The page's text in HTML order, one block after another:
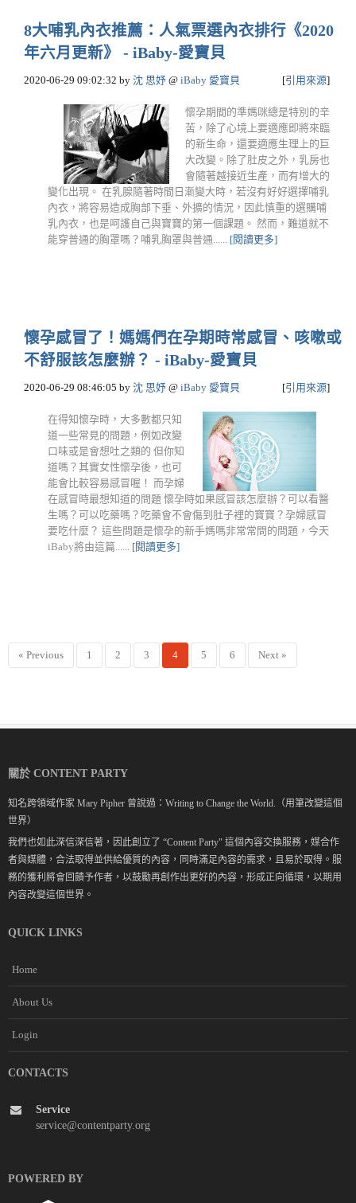
8大哺乳內衣推薦：人氣票選內衣排行《2020
年六月更新》 - iBaby-愛寶貝
2020-06-29 09:02:32 by 沈 思妤 @ iBaby 愛寶貝 [引用來源]
懷孕期間的準媽咪總是特別的辛
苦，除了心境上要適應即將來臨
的新生命，還要適應生理上的巨
大改變。除了肚皮之外，乳房也
會隨著越接近生產，而有增大的
變化出現。 在乳腺隨著時間日漸變大時，若沒有好好選擇哺乳
內衣，將容易造成胸部下垂、外擴的情況，因此慎重的選購哺
乳內衣，也是呵護自己與寶寶的第一個課題。 然而，難道就不
能穿普通的胸罩嗎？哺乳胸罩與普通...... [閱讀更多]
懷孕感冒了！媽媽們在孕期時常感冒、咳嗽或
不舒服該怎麼辦？ - iBaby-愛寶貝
2020-06-29 08:46:05 by 沈 思妤 @ iBaby 愛寶貝 [引用來源]
在得知懷孕時，大多數都只知
道一些常見的問題，例如改變
口味或是會想吐之類的 但你知
道嗎？其實女性懷孕後，也可
能會比較容易感冒喔！ 而孕婦
在感冒時最想知道的問題 懷孕時如果感冒該怎麼辦？可以看醫
生嗎？可以吃藥嗎？吃藥會不會傷到肚子裡的寶寶？孕婦感冒
要吃什麼？ 這些問題是懷孕的新手媽嗎非常常問的問題，今天
iBaby將由這篇...... [閱讀更多]
« Previous 1 2 3 4 5 6 Next »
關於 CONTENT PARTY
知名跨領域作家 Mary Pipher 曾說過：Writing to Change the World.（用筆改變這個
世界）
我們也如此深信深信著，因此創立了 “Content Party" 這個內容交換服務，媒合作
者與媒體，合法取得並供給優質的內容，同時滿足內容的需求，且易於取得。服
務的獲利將會回饋予作者，以鼓勵再創作出更好的內容，形成正向循環，以期用
內容改變這個世界。
QUICK LINKS
Home
About Us
Login
CONTACTS
Service
service@contentparty.org
POWERED BY